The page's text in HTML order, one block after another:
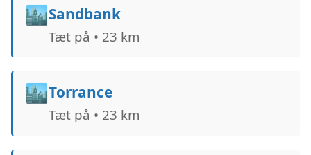
🏙️Sandbank
Tæt på • 23 km
🏙️Torrance
Tæt på • 23 km